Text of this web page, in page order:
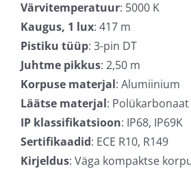
Värvitemperatuur: 5000 K
Kaugus, 1 lux: 417 m
Pistiku tüüp: 3-pin DT
Juhtme pikkus: 2,50 m
Korpuse materjal: Alumiinium
Läätse materjal: Polükarbonaat
IP klassifikatsioon: IP68, IP69K
Sertifikaadid: ECE R10, R149
Kirjeldus: Väga kompaktse